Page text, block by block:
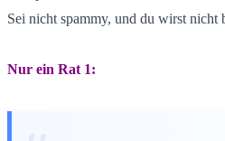
Sei nicht spammy, und du wirst nicht
Nur ein Rat 1: